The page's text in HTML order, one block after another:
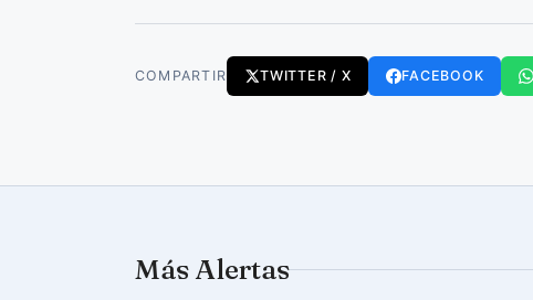
COMPARTIR TWITTER / X FACEBOOK
Más Alertas